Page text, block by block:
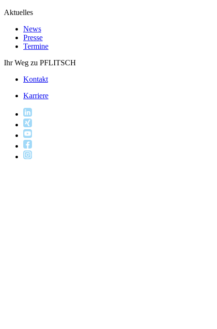
Aktuelles
News
Presse
Termine
Ihr Weg zu PFLITSCH
Kontakt
Karriere